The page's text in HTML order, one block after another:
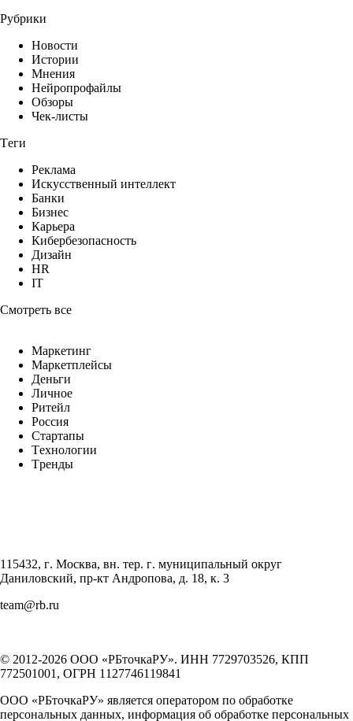
Рубрики
Новости
Истории
Мнения
Нейропрофайлы
Обзоры
Чек-листы
Теги
Реклама
Искусственный интеллект
Банки
Бизнес
Карьера
Кибербезопасность
Дизайн
HR
IT
Смотреть все
Маркетинг
Маркетплейсы
Деньги
Личное
Ритейл
Россия
Стартапы
Технологии
Тренды
115432, г. Москва, вн. тер. г. муниципальный округ
Даниловский, пр-кт Андропова, д. 18, к. 3
team@rb.ru
© 2012-2026 ООО «РБточкаРУ». ИНН 7729703526, КПП
772501001, ОГРН 1127746119841
ООО «РБточкаРУ» является оператором по обработке
персональных данных, информация об обработке персональных